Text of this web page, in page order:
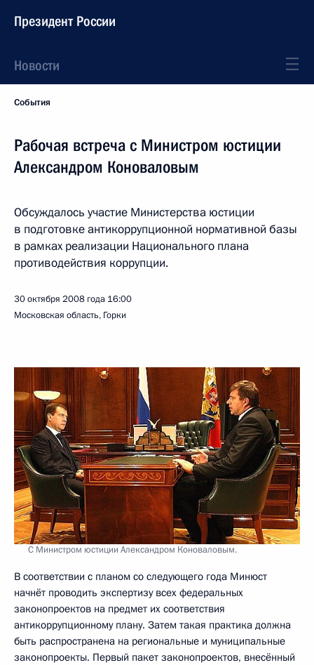
Президент России
Новости
События
Рабочая встреча с Министром юстиции
Александром Коноваловым
Обсуждалось участие Министерства юстиции
в подготовке антикоррупционной нормативной базы
в рамках реализации Национального плана
противодействия коррупции.
30 октября 2008 года 16:00
Московская область, Горки
С Министром юстиции Александром Коноваловым.
В соответствии с планом со следующего года Минюст
начнёт проводить экспертизу всех федеральных
законопроектов на предмет их соответствия
антикоррупционному плану. Затем такая практика должна
быть распространена на региональные и муниципальные
законопроекты. Первый пакет законопроектов, внесённый